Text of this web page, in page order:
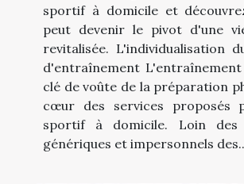
sportif à domicile et
peut devenir le pivot d'une
revitalisée. L'individualisation
d'entraînement L'entraînement
clé de voûte de la préparation
cœur des services proposés
sportif à domicile. Loin des
génériques et impersonnels